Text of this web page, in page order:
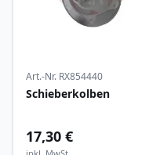
Art.-Nr. RX854440
Schieberkolben
17,30 €